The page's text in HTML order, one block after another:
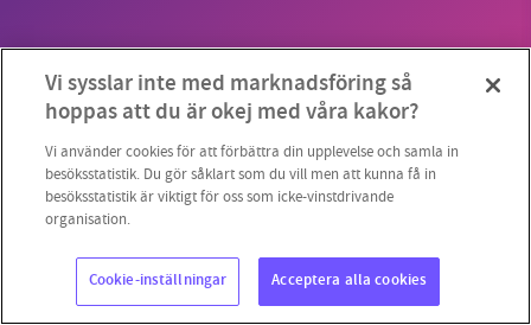
Copyright 2023 © Supermiljöbloggen Cookieinställningar
vill hjälpa oss.
Stötta vårt arbete genom att swisha en slant till
1231368703
Läs vad vi vill göra
Vi sysslar inte med marknadsföring så
hoppas att du är okej med våra kakor?
Vi använder cookies för att förbättra din upplevelse och samla in
besöksstatistik. Du gör såklart som du vill men att kunna få in
besöksstatistik är viktigt för oss som icke-vinstdrivande
organisation.
Cookie-inställningar Acceptera alla cookies